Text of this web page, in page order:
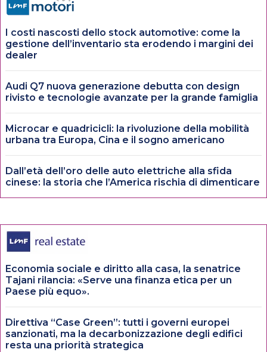
I costi nascosti dello stock automotive: come la
gestione dell’inventario sta erodendo i margini dei
dealer
Audi Q7 nuova generazione debutta con design
rivisto e tecnologie avanzate per la grande famiglia
Microcar e quadricicli: la rivoluzione della mobilità
urbana tra Europa, Cina e il sogno americano
Dall’età dell’oro delle auto elettriche alla sfida
cinese: la storia che l’America rischia di dimenticare
Economia sociale e diritto alla casa, la senatrice
Tajani rilancia: «Serve una finanza etica per un
Paese più equo».
Direttiva “Case Green”: tutti i governi europei
sanzionati, ma la decarbonizzazione degli edifici
resta una priorità strategica